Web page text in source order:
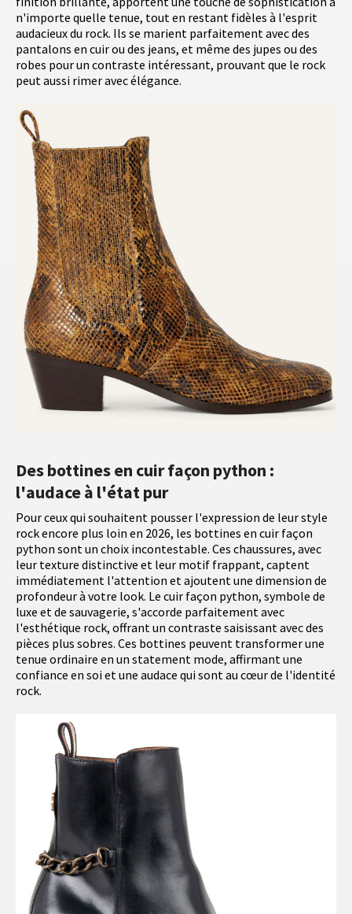
n'importe quelle tenue, tout en restant fidèles à l'esprit
audacieux du rock. Ils se marient parfaitement avec des
pantalons en cuir ou des jeans, et même des jupes ou des
robes pour un contraste intéressant, prouvant que le rock
peut aussi rimer avec élégance.
Des bottines en cuir façon python :
l'audace à l'état pur
Pour ceux qui souhaitent pousser l'expression de leur style
rock encore plus loin en 2026, les bottines en cuir façon
python sont un choix incontestable. Ces chaussures, avec
leur texture distinctive et leur motif frappant, captent
immédiatement l'attention et ajoutent une dimension de
profondeur à votre look. Le cuir façon python, symbole de
luxe et de sauvagerie, s'accorde parfaitement avec
l'esthétique rock, offrant un contraste saisissant avec des
pièces plus sobres. Ces bottines peuvent transformer une
tenue ordinaire en un statement mode, affirmant une
confiance en soi et une audace qui sont au cœur de l'identité
rock.